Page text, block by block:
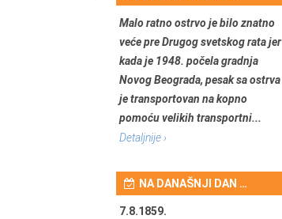
Malo ratno ostrvo je bilo znatno
veće pre Drugog svetskog rata jer
kada je 1948. počela gradnja
Novog Beograda, pesak sa ostrva
je transportovan na kopno
pomoću velikih transportni...
Detaljnije ›
NA DANAŠNJI DAN …
7.8.1859.